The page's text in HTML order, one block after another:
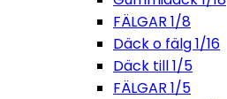
FÄLGAR 1/8
Däck o fälg 1/16
Däck till 1/5
FÄLGAR 1/5